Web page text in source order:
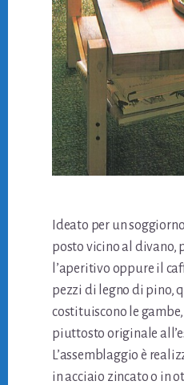
Ideato per un
posto vicino al divano,
l’aperitivo oppure il
pezzi di legno di pino,
costituiscono le
piuttosto originale
L’assemblaggio è
in acciaio zincato o in